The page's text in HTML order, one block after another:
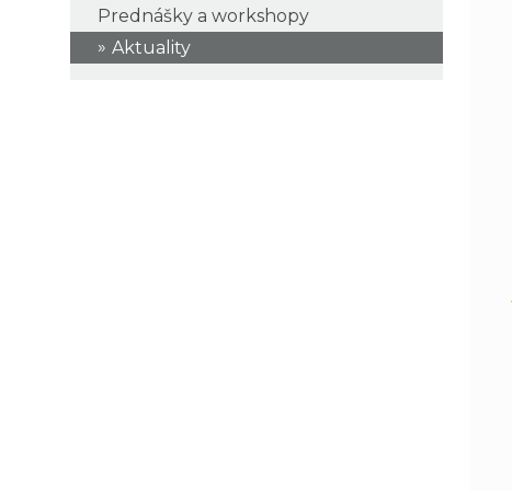
Prednášky a workshopy
Aktuality